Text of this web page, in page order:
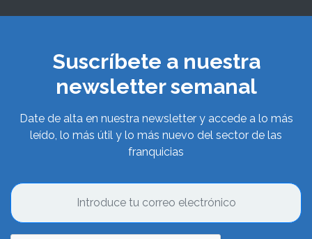
Suscríbete a nuestra
newsletter semanal
Date de alta en nuestra newsletter y accede a lo más
leído, lo más útil y lo más nuevo del sector de las
franquicias